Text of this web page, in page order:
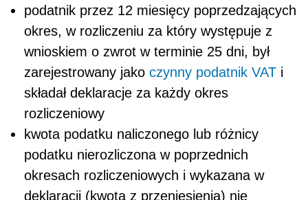
podatnik przez 12 miesięcy poprzedzających
okres, w rozliczeniu za który występuje z
wnioskiem o zwrot w terminie 25 dni, był
zarejestrowany jako czynny podatnik VAT i
składał deklaracje za każdy okres
rozliczeniowy
kwota podatku naliczonego lub różnicy
podatku nierozliczona w poprzednich
okresach rozliczeniowych i wykazana w
deklaracji (kwota z przeniesienia) nie